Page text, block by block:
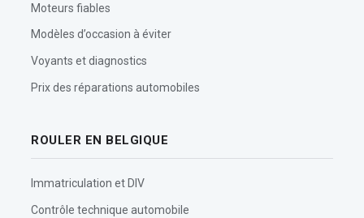
Moteurs fiables
Modèles d’occasion à éviter
Voyants et diagnostics
Prix des réparations automobiles
ROULER EN BELGIQUE
Immatriculation et DIV
Contrôle technique automobile